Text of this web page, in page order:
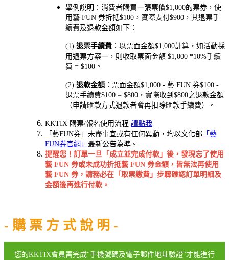
舉例說明：消費者購買一張票價$1,000的票券，使
用藝 FUN 券折抵$100，實際支付$900，其退票手
續費及退款金額如下：
(1) 退票手續費 ：以票面金額$1,000計算，如活動採
用退票方案一，則收取票面金額 $1,000 *10%手續
費 = $100。
(2) 退款金額 ：票面金額$1,000 - 藝 FUN 券$100 -
退票手續費$100 = $800，實際收到$800之退款金額
（申請匯款方式退款者會再扣除匯款手續費）。
KKTIX 購票/報名使用流程 請點我
「藝FUN券」未盡事宜或有任何異動，均以文化部 「藝
FUN券官網」 最新公告為準。
提醒您！訂單一旦「成立並完成付款」後，發現忘了使用
藝 FUN 券或未成功折抵藝 FUN 券金額，皆無法再使用
藝 FUN 券，請務必在「取票繳費」步驟確認訂單明細及
金額後再進行付款。
- 購 票 方 式 說 明 -
您的KKTIX會員需完成"手機號碼及電子郵件地址驗證"才能進行